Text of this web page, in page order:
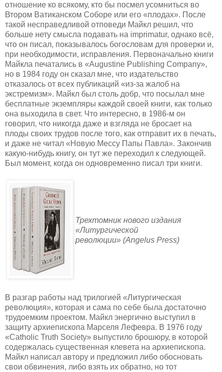
отношение ко всякому, кто бы посмел усомниться во
Втором Ватиканском Соборе или его «плодах». После
такой несправедливой отповеди Майкл решил, что
больше нету смысла подавать на imprimatur, однако всё,
что он писал, показывалось богословам для проверки и,
при необходимости, исправления. Первоначально книги
Майкла печатались в «Augustine Publishing Company»,
но в 1984 году он сказал мне, что издательство
отказалось от всех публикаций «из-за жалоб на
экстремизм». Майкл был столь добр, что посылал мне
бесплатные экземпляры каждой своей книги, как только
она выходила в свет. Что интересно, в 1986-м он
говорил, что никогда даже и взгляда не бросает на
плоды своих трудов после того, как отправит их в печать,
и даже не читал «Новую Мессу Папы Павла». Закончив
какую-нибудь книгу, он тут же переходил к следующей.
Был момент, когда он одновременно писал три книги.
Трехтомник нового издания
«Литургической
революции» (Angelus Press)
В разгар работы над трилогией «Литургическая
революция», которая и сама по себе была достаточно
трудоемким проектом. Майкл энергично выступил в
защиту архиепископа Марселя Лефевра. В 1976 году
«Catholic Truth Society» выпустило брошюру, в которой
содержалась существенная клевета на архиепископа.
Майкл написал автору и предложил либо обосновать
свои обвинения, либо взять их обратно, но тот